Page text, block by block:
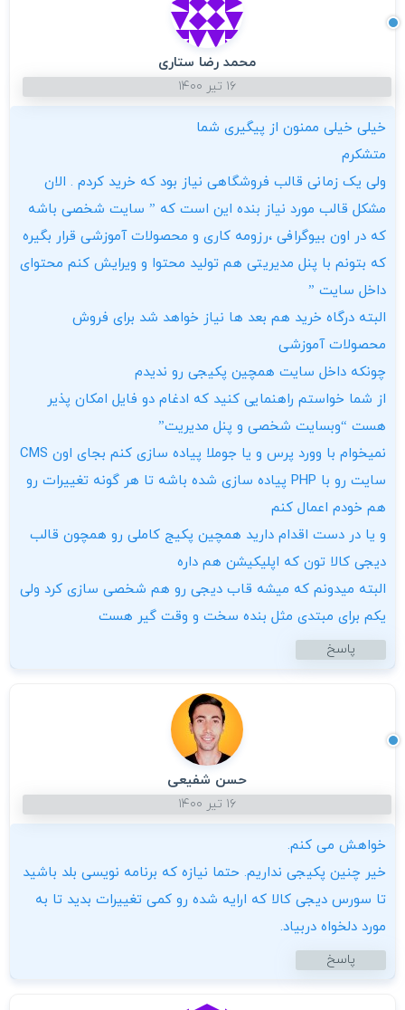
محمد رضا ستاری
۱۶ تیر ۱۴۰۰
خیلی خیلی ممنون از پیگیری شما
متشکرم
ولی یک زمانی قالب فروشگاهی نیاز بود که خرید کردم . الان
مشکل قالب مورد نیاز بنده این است که ” سایت شخصی باشه
که در اون بیوگرافی ،رزومه کاری و محصولات آموزشی قرار بگیره
که بتونم با پنل مدیریتی هم تولید محتوا و ویرایش کنم محتوای
داخل سایت ”
البته درگاه خرید هم بعد ها نیاز خواهد شد برای فروش
محصولات آموزشی
چونکه داخل سایت همچین پکیجی رو ندیدم
از شما خواستم راهنمایی کنید که ادغام دو فایل امکان پذیر
هست “وبسایت شخصی و پنل مدیریت”
نمیخوام با وورد پرس و یا جوملا پیاده سازی کنم بجای اون CMS
سایت رو با PHP پیاده سازی شده باشه تا هر گونه تغییرات رو
هم خودم اعمال کنم
و یا در دست اقدام دارید همچین پکیج کاملی رو همچون قالب
دیجی کالا تون که اپلیکیشن هم داره
البته میدونم که میشه قاب دیجی رو هم شخصی سازی کرد ولی
یکم برای مبتدی مثل بنده سخت و وقت گیر هست
پاسخ
حسن شفیعی
۱۶ تیر ۱۴۰۰
خواهش می کنم.
خیر چنین پکیجی نداریم. حتما نیازه که برنامه نویسی بلد باشید
تا سورس دیجی کالا که ارایه شده رو کمی تغییرات بدید تا به
مورد دلخواه دربیاد.
پاسخ